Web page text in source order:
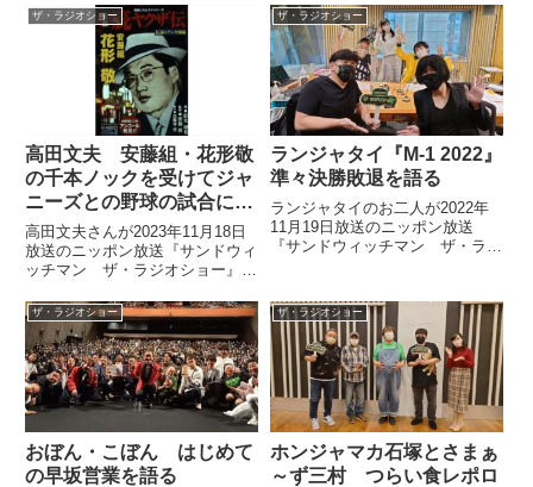
歌歌手・萬みきおの楽曲『契り』
をカバーし、「萬みきおの弟子、
億まりやです」と名乗っていまし
トーク。「お正月三が日のおめで
たい時に食べるものは基本的に太
らない」と自説を語っていまし
た。
ザ・ラジオショー
高田文夫 安藤組・花形敬
の千本ノックを受けてジャ
ニーズとの野球の試合に臨
んだ話
高田文夫さんが2023年11月18日
放送のニッポン放送『サンドウィ
ッチマン ザ・ラジオショー』の
さんが創設した野球チーム・ジャ
ニーズと何回か対戦した際の模様
を紹介。当時、渋谷を仕切ってい
た安藤組の花形敬さんの千本ノッ
ク特訓を受けていたことなどを話
していました。
ザ・ラジオショー
ランジャタイ『M-1 2022』
準々決勝敗退を語る
ランジャタイのお二人が2022年
11月19日放送のニッポン放送
『サンドウィッチマン ザ・ラジ
いました。
ザ・ラジオショー
おぼん・こぼん はじめて
の早坂営業を語る
ザ・ラジオショー
ホンジャマカ石塚とさまぁ
～ず三村 つらい食レポロ